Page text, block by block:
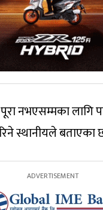
नभएसम्मका लागि
स्थानीयले बताएका